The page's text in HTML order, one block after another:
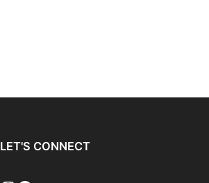
LET'S CONNECT